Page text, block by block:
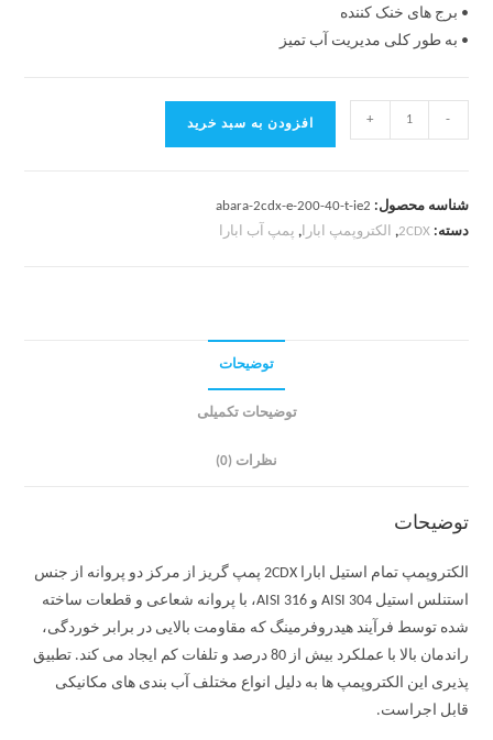
• برج های خنک کننده
• به طور کلی مدیریت آب تمیز
-
+ افزودن به سبد خرید
شناسه محصول: abara-2cdx-e-200-40-t-ie2
دسته:2CDX
, الکتروپمپ ابارا, پمپ آب ابارا
توضیحات
توضیحات تکمیلی
نظرات (0)
توضیحات
الکتروپمپ تمام استیل ابارا 2CDX پمپ گریز از مرکز دو پروانه از جنس
استنلس استیل AISI 304 و AISI 316، با پروانه شعاعی و قطعات ساخته
شده توسط فرآیند هیدروفرمینگ که مقاومت بالایی در برابر خوردگی،
راندمان بالا با عملکرد بیش از 80 درصد و تلفات کم ایجاد می کند. تطبیق
پذیری این الکتروپمپ ها به دلیل انواع مختلف آب بندی های مکانیکی
قابل اجراست.